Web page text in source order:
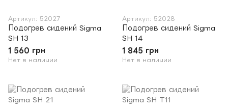
Артикул: 52027
Подогрев сидений Sigma
SH 13
1 560 грн
Нет в наличии
Артикул: 52028
Подогрев сидений Sigma
SH 14
1 845 грн
Нет в наличии